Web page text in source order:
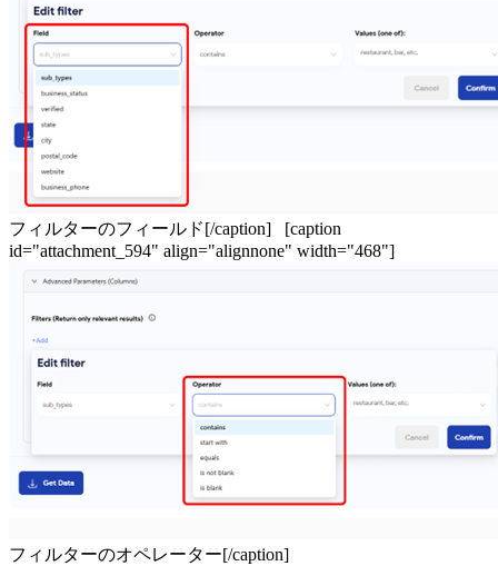
フィルターのフィールド[/caption] [caption
id="attachment_594" align="alignnone" width="468"]
フィルターのオペレーター[/caption]